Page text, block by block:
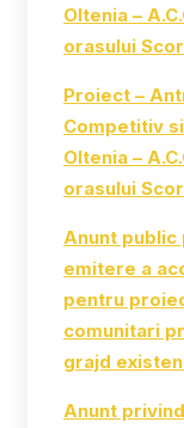
Oltenia –
orasului
Proiect –
Competitiv
Oltenia –
orasului
Anunt
emitere a
pentru
comunitari
grajd
Anunt